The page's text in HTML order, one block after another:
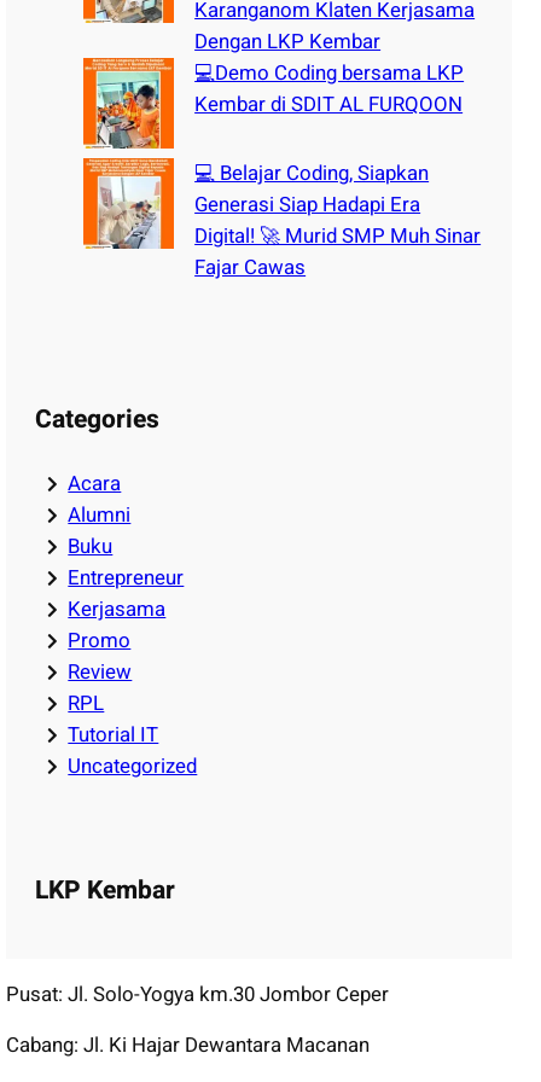
Karanganom Klaten Kerjasama
Dengan LKP Kembar
💻Demo Coding bersama LKP
Kembar di SDIT AL FURQOON
💻 Belajar Coding, Siapkan
Generasi Siap Hadapi Era
Digital! 🚀 Murid SMP Muh Sinar
Fajar Cawas
Categories
Acara
Alumni
Buku
Entrepreneur
Kerjasama
Promo
Review
RPL
Tutorial IT
Uncategorized
LKP Kembar
Pusat: Jl. Solo-Yogya km.30 Jombor Ceper
Cabang: Jl. Ki Hajar Dewantara Macanan